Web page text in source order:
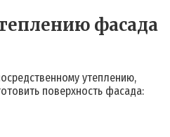
фасада
утеплению,
поверхность фасада: